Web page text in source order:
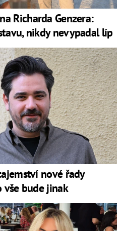
Richarda Genzera:
nikdy nevypadal líp
nové řady
vše bude jinak